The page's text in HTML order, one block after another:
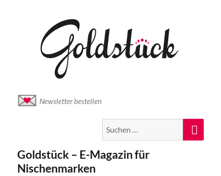
Newsletter bestellen
nach:
Goldstück – E-Magazin für
Nischenmarken